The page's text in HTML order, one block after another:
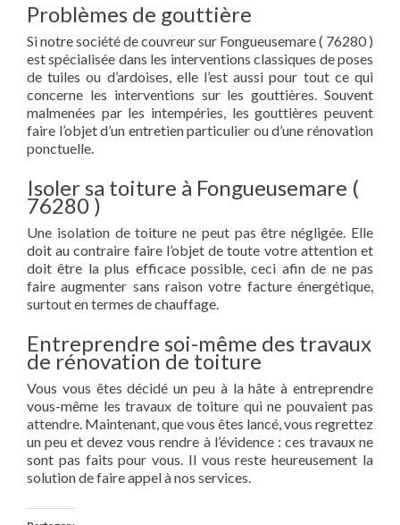
Problèmes de gouttière
Si notre société de couvreur sur Fongueusemare ( 76280 )
est spécialisée dans les interventions classiques de poses
de tuiles ou d’ardoises, elle l’est aussi pour tout ce qui
concerne les interventions sur les gouttières. Souvent
malmenées par les intempéries, les gouttières peuvent
faire l’objet d’un entretien particulier ou d’une rénovation
ponctuelle.
Isoler sa toiture à Fongueusemare (
76280 )
Une isolation de toiture ne peut pas être négligée. Elle
doit au contraire faire l’objet de toute votre attention et
doit être la plus efficace possible, ceci afin de ne pas
faire augmenter sans raison votre facture énergétique,
surtout en termes de chauffage.
Entreprendre soi-même des travaux
de rénovation de toiture
Vous vous êtes décidé un peu à la hâte à entreprendre
vous-même les travaux de toiture qui ne pouvaient pas
attendre. Maintenant, que vous êtes lancé, vous regrettez
un peu et devez vous rendre à l’évidence : ces travaux ne
sont pas faits pour vous. Il vous reste heureusement la
solution de faire appel à nos services.